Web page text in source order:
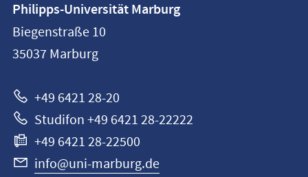
Philipps-
Universität
Marburg
Philipps-Universität Marburg
Biegenstraße 10
35037 Marburg
+49 6421 28-20
Studifon +49 6421 28-22222
+49 6421 28-22500
info@uni-marburg.de